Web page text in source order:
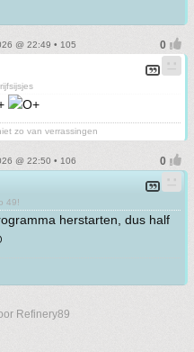
@ 22:49 • 105
zo van verrassingen
@ 22:50 • 106
49!
herstarten, dus half
Refinery89